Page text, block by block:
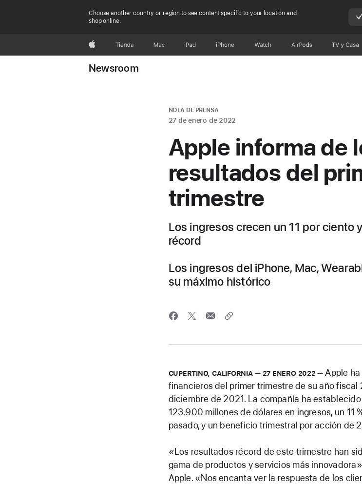
Choose another country or region to see content specific to your location and
shop online.
AppleTienda Mac iPad iPhone Watch AirPods TV y Casa
Newsroom
NOTA DE PRENSA
27 de enero de 2022
Apple informa de
resultados del
trimestre
Los ingresos crecen un 11 por ciento
récord
Los ingresos del iPhone, Mac,
su máximo histórico
CUPERTINO, CALIFORNIA 27 ENERO 2022
Apple
financieros del primer trimestre de su año
diciembre de 2021. La compañía ha
123.900 millones de dólares en ingresos, un 11
pasado, y un beneficio trimestral por acción de
«Los resultados récord de este trimestre han
gama de productos y servicios más
Apple. «Nos encanta ver la respuesta de los